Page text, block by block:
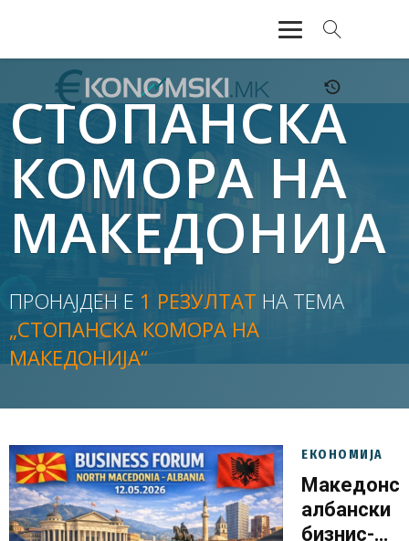
АКТУЕЛНО
ЕКОНОМИЈА
ФИНАНСИИ
БАНКАРСТВО
МОЗАИК
СТОПАНСКА
КОМОРА НА
МАКЕДОНИЈА
ПРОНАЈДЕН Е 1 РЕЗУЛТАТ НА ТЕМА
„СТОПАНСКА КОМОРА НА
МАКЕДОНИЈА“
ЕКОНОМИЈА
албански
бизнис-